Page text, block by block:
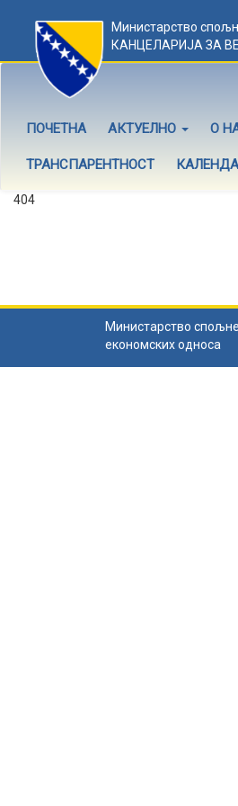
Министарство
КАНЦЕЛАРИЈА ЗА
ПОЧЕТНА АКТУЕЛНО О
ТРАНСПАРЕНТНОСТ
404
Министарство
економских односа